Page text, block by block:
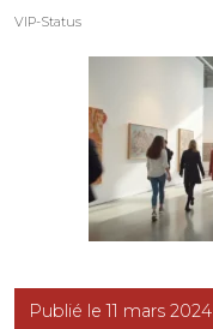
VIP-Status
Publié le 11 mars 2024